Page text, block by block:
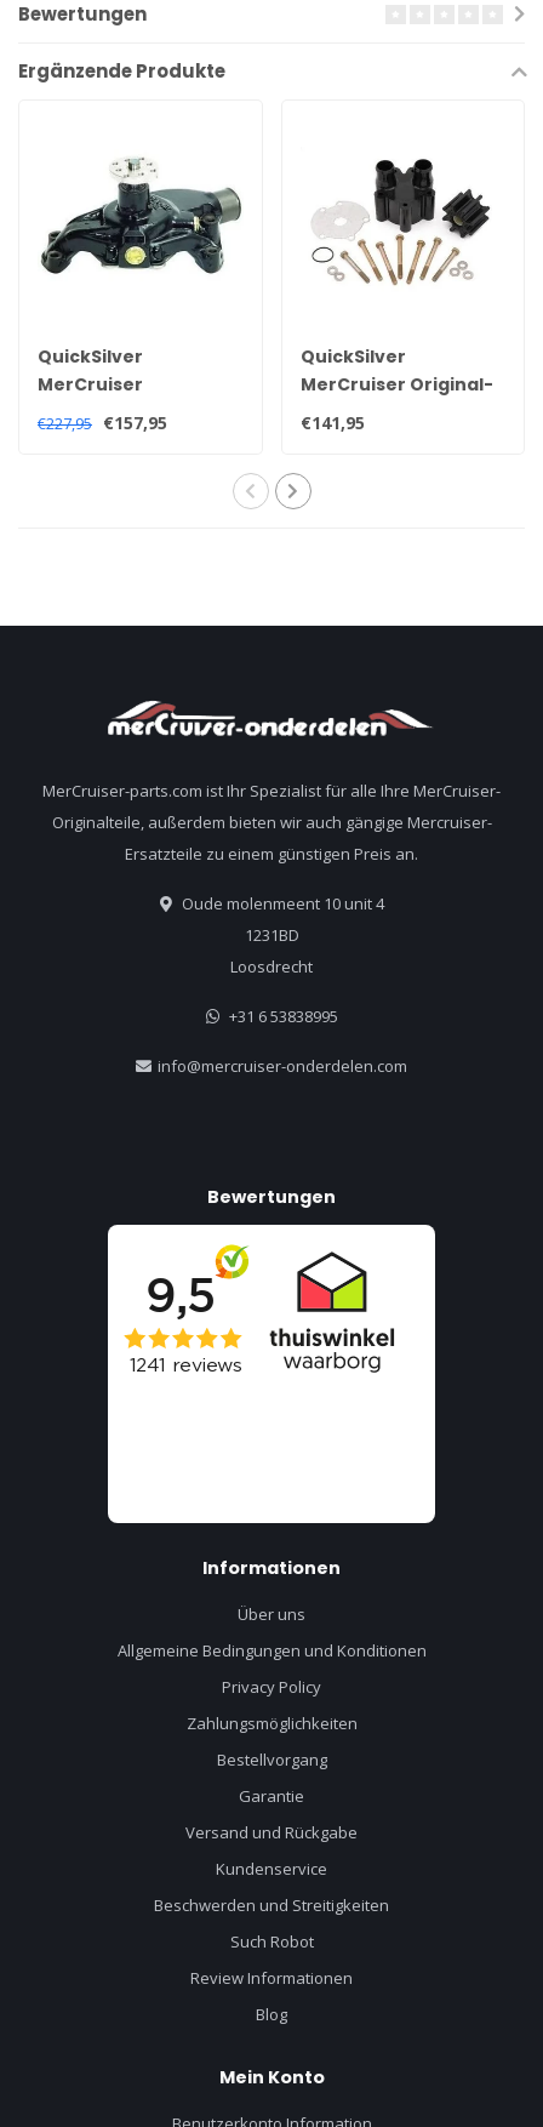
Bewertungen
Ergänzende Produkte
QuickSilver
MerCruiser
Wasserpumpe für V6
und V8 Motoren
€227,95 €157,95
QuickSilver
MerCruiser Original-
Impeller-Kit mit
Pumpengehäuse für
807151A14
€141,95
MerCruiser-parts.com ist Ihr Spezialist für alle Ihre MerCruiser-
Originalteile, außerdem bieten wir auch gängige Mercruiser-
Ersatzteile zu einem günstigen Preis an.
Oude molenmeent 10 unit 4
1231BD
Loosdrecht
+31 6 53838995
info@mercruiser-onderdelen.com
Bewertungen
Informationen
Über uns
Allgemeine Bedingungen und Konditionen
Privacy Policy
Zahlungsmöglichkeiten
Bestellvorgang
Garantie
Versand und Rückgabe
Kundenservice
Beschwerden und Streitigkeiten
Such Robot
Review Informationen
Blog
Mein Konto